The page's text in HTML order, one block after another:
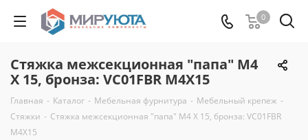
0
Стяжка межсекционная "папа" М4
Х 15, бронза: VC01FBR M4Х15
Главная - Каталог - Мебельная фурнитура - Мебельный крепеж -
Стяжки - Стяжка межсекционная "папа" М4 Х 15, бронза: VC01FBR
M4Х15